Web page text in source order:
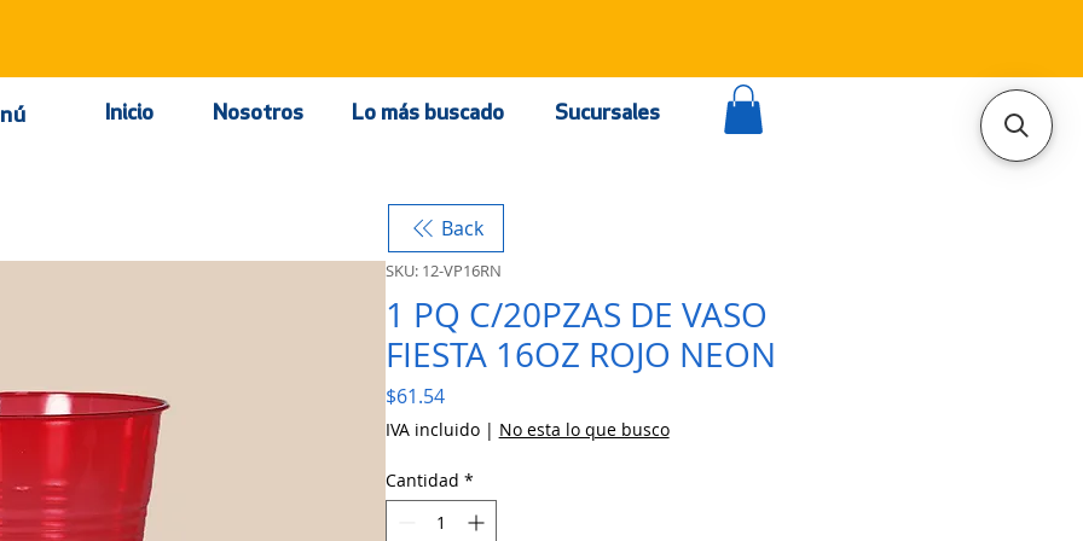
Inicio Nosotros Lo más buscado Sucursales
Back
SKU: 12-VP16RN
1 PQ C/20PZAS DE VASO
FIESTA 16OZ ROJO NEON
$61.54Precio
IVA incluido| No esta lo que busco
Cantidad *